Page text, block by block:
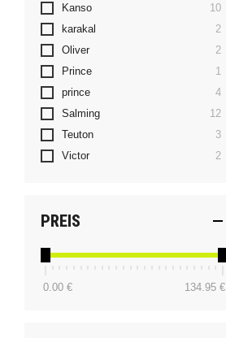
Kanso
10
karakal
2
Oliver
2
Prince
1
prince
4
Salming
12
Teuton
3
Victor
2
PREIS
0.00 € 134.95 €